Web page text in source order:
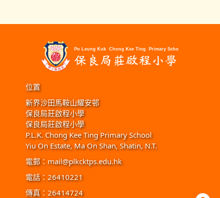
位置
新界沙田馬鞍山耀安邨
保良局莊啟程小學
保良局莊啟程小學
P.L.K. Chong Kee Ting Primary School
Yiu On Estate, Ma On Shan, Shatin, N.T.
電郵： mail@plkcktps.edu.hk
電話：26410221
傳真：26414724